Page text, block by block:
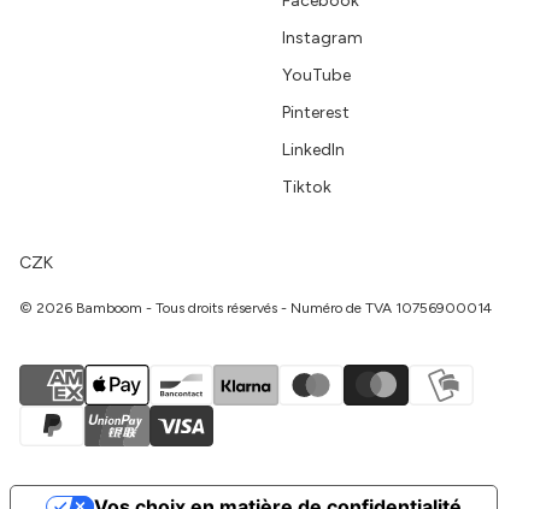
Instagram
YouTube
Pinterest
LinkedIn
Tiktok
CZK
© 2026 Bamboom - Tous droits réservés - Numéro de TVA 10756900014